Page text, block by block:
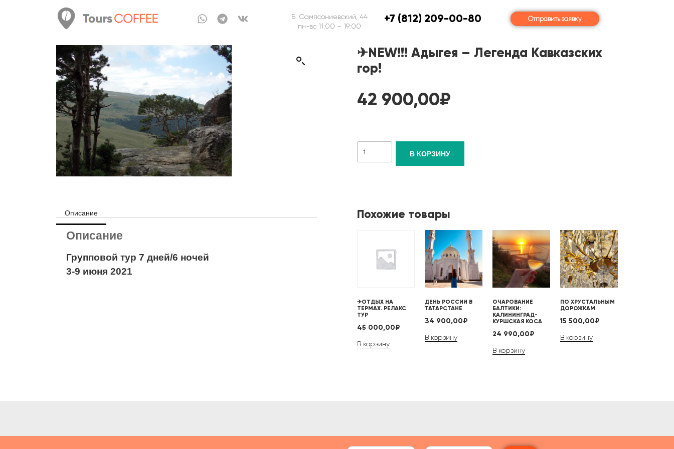
Б. Сампсониевский, 44
пн-вс 11:00 – 19:00
+7 (812) 209-00-80 Отправить заявку
✈NEW!!! Адыгея – Легенда Кавказских
гор!
42 900,00₽
В КОРЗИНУ
Описание
Описание
Групповой тур 7 дней/6 ночей
3-9 июня 2021
Похожие товары
✈ОТДЫХ НА
ТЕРМАХ. РЕЛАКС
ТУР
45 000,00₽
В корзину
ДЕНЬ РОССИИ В
ТАТАРСТАНЕ
34 900,00₽
В корзину
ОЧАРОВАНИЕ
БАЛТИКИ:
КАЛИНИНГРАД-
КУРШСКАЯ КОСА
24 990,00₽
В корзину
ПО ХРУСТАЛЬНЫМ
ДОРОЖКАМ
15 500,00₽
В корзину